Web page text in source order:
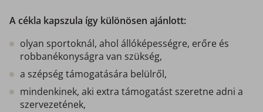
A cékla kapszula így különösen ajánlott:
olyan sportoknál, ahol állóképességre, erőre és
robbanékonyságra van szükség,
a szépség támogatására belülről,
mindenkinek, aki extra támogatást szeretne adni a
szervezetének,